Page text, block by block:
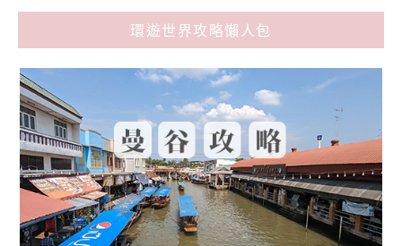
環遊世界攻略懶人包